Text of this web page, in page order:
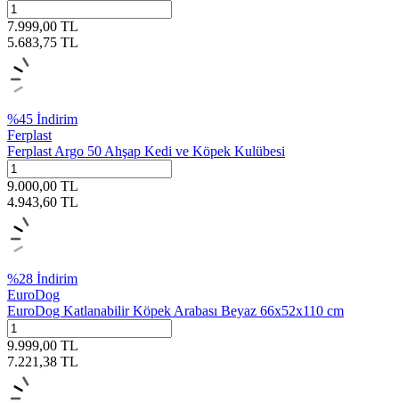
7.999,00 TL
5.683,75 TL
%45 İndirim
Ferplast
Ferplast Argo 50 Ahşap Kedi ve Köpek Kulübesi
9.000,00 TL
4.943,60 TL
%28 İndirim
EuroDog
EuroDog Katlanabilir Köpek Arabası Beyaz 66x52x110 cm
9.999,00 TL
7.221,38 TL